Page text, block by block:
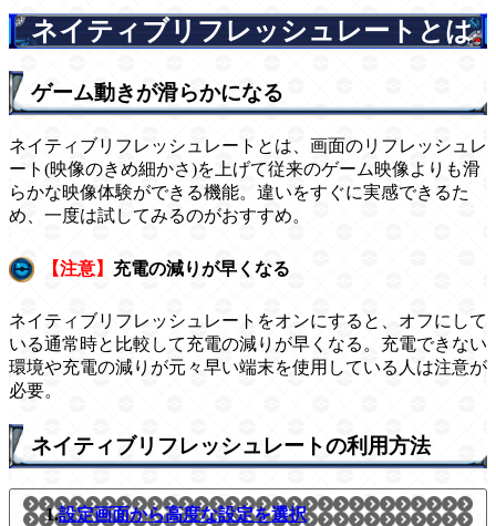
ネイティブリフレッシュレートとは
ゲーム動きが滑らかになる
ネイティブリフレッシュレートとは、画面のリフレッシュレ
ート(映像のきめ細かさ)を上げて従来のゲーム映像よりも滑
らかな映像体験ができる機能。違いをすぐに実感できるた
め、一度は試してみるのがおすすめ。
【注意】 充電の減りが早くなる
ネイティブリフレッシュレートをオンにすると、オフにして
いる通常時と比較して充電の減りが早くなる。充電できない
環境や充電の減りが元々早い端末を使用している人は注意が
必要。
ネイティブリフレッシュレートの利用方法
1.設定画面から高度な設定を選択